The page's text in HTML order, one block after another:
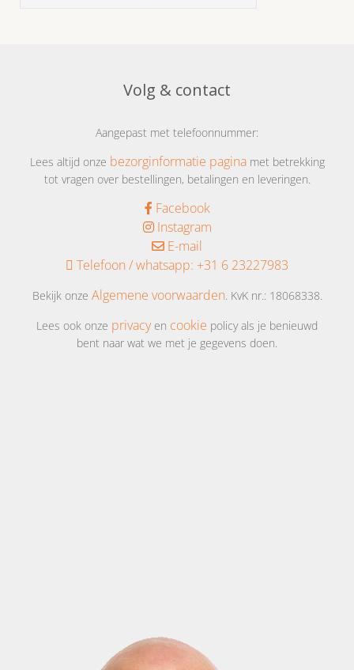
Volg & contact
Aangepast met telefoonnummer:
Lees altijd onze bezorginformatie paginamet betrekking
tot vragen over bestellingen, betalingen en leveringen.
Facebook
Instagram
E-mail
Telefoon / whatsapp: +31 6 23227983
Bekijk onze Algemene voorwaarden . KvK nr.: 18068338.
Lees ook onze privacyen cookie policy als je benieuwd
bent naar wat we met je gegevens doen.